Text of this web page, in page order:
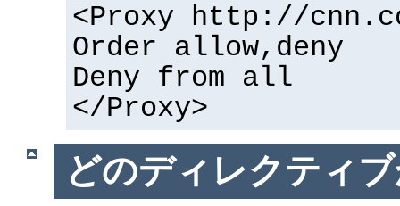
<Proxy http://
Order allow,deny
Deny from all
</Proxy>
どのディレクティ